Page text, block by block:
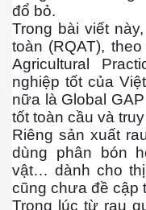
đổ bỏ.
Trong bài viết
toàn (RQAT),
Agricultural
nghiệp tốt của
nữa là Global
tốt toàn cầu và
Riêng sản xuất
dùng phân bón
vật… dành cho
cũng chưa đề cập
Trong lúc từ rau